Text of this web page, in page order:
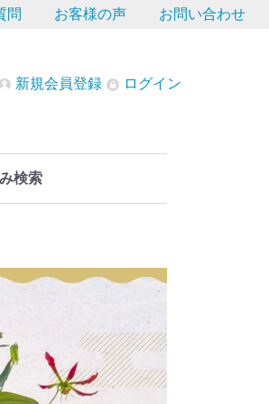
問 お客様の声 お問い合わせ
新規会員登録 ログイン
検索